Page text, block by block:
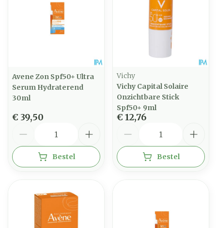
Avene Zon Spf50+ Ultra
Serum Hydraterend
30ml
€ 39,50
Bestel
Vichy
Vichy Capital Solaire
Onzichtbare Stick
Spf50+ 9ml
€ 12,76
Bestel